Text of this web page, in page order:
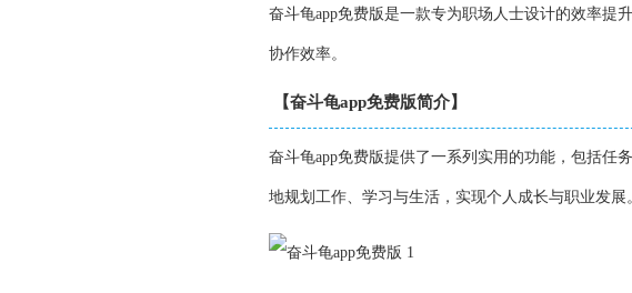
奋斗龟app免费版是一款专为职场人士设计的效率提
协作效率。
【奋斗龟app免费版简介】
奋斗龟app免费版提供了一系列实用的功能，包括任
地规划工作、学习与生活，实现个人成长与职业发展